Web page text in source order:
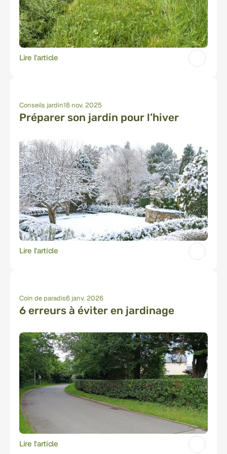
Lire l'article
Préparer son jardin pour l’hiver
Conseils jardin18 nov. 2025
Lire l'article
6 erreurs à éviter en jardinage
Coin de paradis6 janv. 2026
Lire l'article